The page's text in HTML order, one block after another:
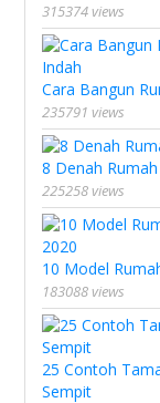
315374 views
Cara Bangun
235791 views
8 Denah
225258 views
10 Model
183088 views
25 Contoh
Sempit